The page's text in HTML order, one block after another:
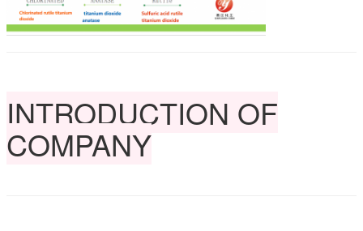
INTRODUCTION OF
COMPANY